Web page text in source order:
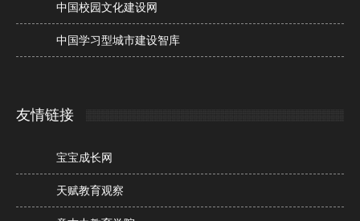
中国校园文化建设网
中国学习型城市建设智库
友情链接
宝宝成长网
天赋教育观察